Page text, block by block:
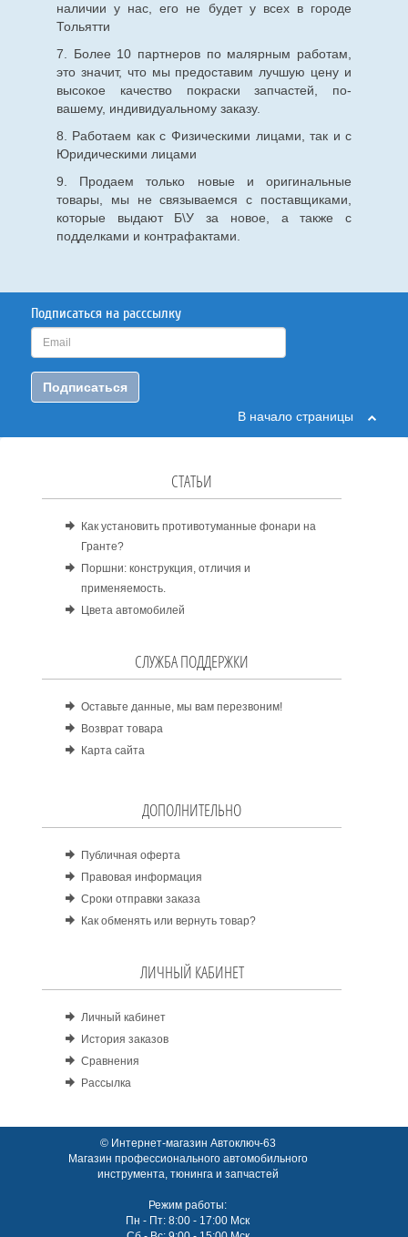
наличии у нас, его не будет у всех в городе
Тольятти
7. Более 10 партнеров по малярным работам,
это значит, что мы предоставим лучшую цену и
высокое качество покраски запчастей, по-
вашему, индивидуальному заказу.
8. Работаем как с Физическими лицами, так и с
Юридическими лицами
9. Продаем только новые и оригинальные
товары, мы не связываемся с поставщиками,
которые выдают Б\У за новое, а также с
подделками и контрафактами.
Подписаться на расссылку
Подписаться
В начало страницы
СТАТЬИ
Как установить противотуманные фонари на
Гранте?
Поршни: конструкция, отличия и
применяемость.
Цвета автомобилей
СЛУЖБА ПОДДЕРЖКИ
Оставьте данные, мы вам перезвоним!
Возврат товара
Карта сайта
ДОПОЛНИТЕЛЬНО
Публичная оферта
Правовая информация
Сроки отправки заказа
Как обменять или вернуть товар?
ЛИЧНЫЙ КАБИНЕТ
Личный кабинет
История заказов
Сравнения
Рассылка
© Интернет-магазин Автоключ-63
Магазин профессионального автомобильного
инструмента, тюнинга и запчастей
Режим работы:
Пн - Пт: 8:00 - 17:00 Мск